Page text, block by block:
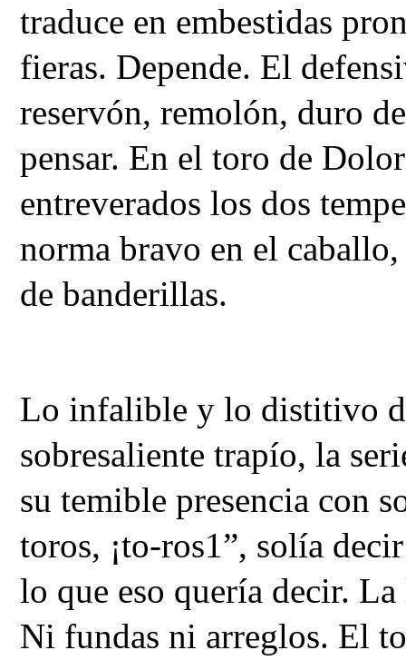
traduce en embestidas
fieras. Depende. El
reservón, remolón, duro
pensar. En el toro de
entreverados los dos
norma bravo en el
de banderillas.
Lo infalible y lo distitivo
sobresaliente trapío, la
su temible presencia con
toros, ¡to-ros1”, solía
lo que eso quería decir.
Ni fundas ni arreglos. El